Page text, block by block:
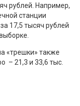
рублей. Например,
станции
17,5 тысяч рублей
«трешки» также
– 21,3 и 33,6 тыс.